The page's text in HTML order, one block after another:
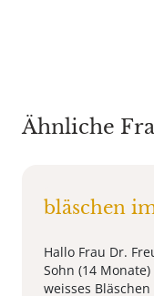
Ähnliche
bläschen
Hallo Frau Dr.
Sohn (14
weisses